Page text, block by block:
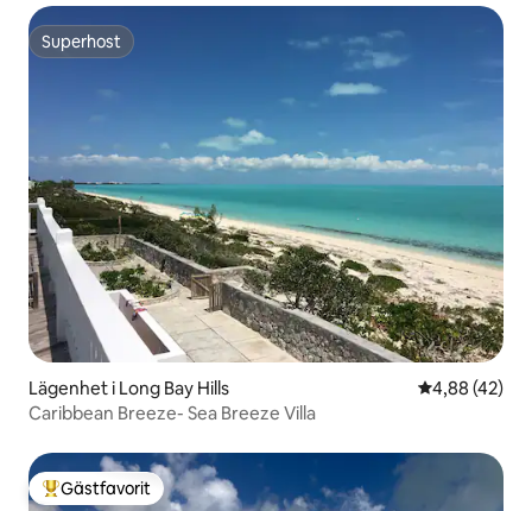
Superhost
Superhost
Lägenhet i Long Bay Hills 4,88 av 5 i
4,88 (42)
Caribbean Breeze- Sea Breeze Villa
Populär gästfavorit
Gästfavorit